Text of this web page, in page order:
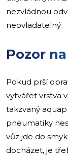
nezvládnou
neovladatelný.
Pozor
Pokud prší
vytvářet vrstva
takzvaný
pneumatiky
vůz jde do
docházet, je